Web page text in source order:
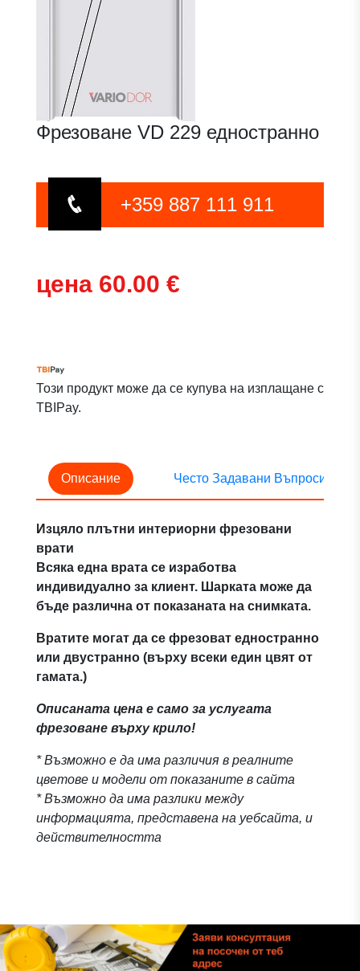
Фрезоване VD 229 едностранно
+359 887 111 911
цена 60.00 €
Този продукт може да се купува на изплащане с
TBIPay.
Описание Често Задавани Въпроси
Изцяло плътни интериорни фрезовани
врати
Всяка една врата се изработва
индивидуално за клиент. Шарката може да
бъде различна от показаната на снимката.
Вратите могат да се фрезоват едностранно
или двустранно (върху всеки един цвят от
гамата.)
Описаната цена е само за услугата
фрезоване върху крило!
* Възможно е да има различия в реалните
цветове и модели от показаните в сайта
* Възможно да има разлики между
информацията, представена на уебсайта, и
действителността